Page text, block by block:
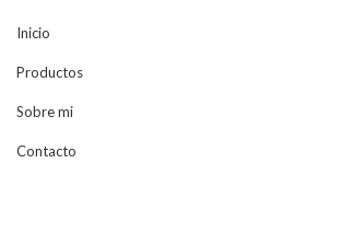
Inicio
Productos
Sobre mi
Contacto